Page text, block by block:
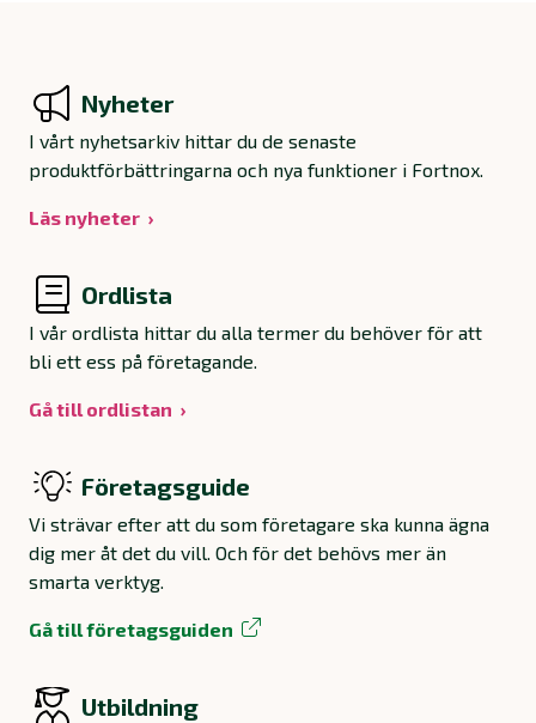
Nyheter
I vårt nyhetsarkiv hittar du de senaste
produktförbättringarna och nya funktioner i Fortnox.
Läs nyheter
Ordlista
I vår ordlista hittar du alla termer du behöver för att
bli ett ess på företagande.
Gå till ordlistan
Företagsguide
Vi strävar efter att du som företagare ska kunna ägna
dig mer åt det du vill. Och för det behövs mer än
smarta verktyg.
Gå till företagsguiden
Utbildning